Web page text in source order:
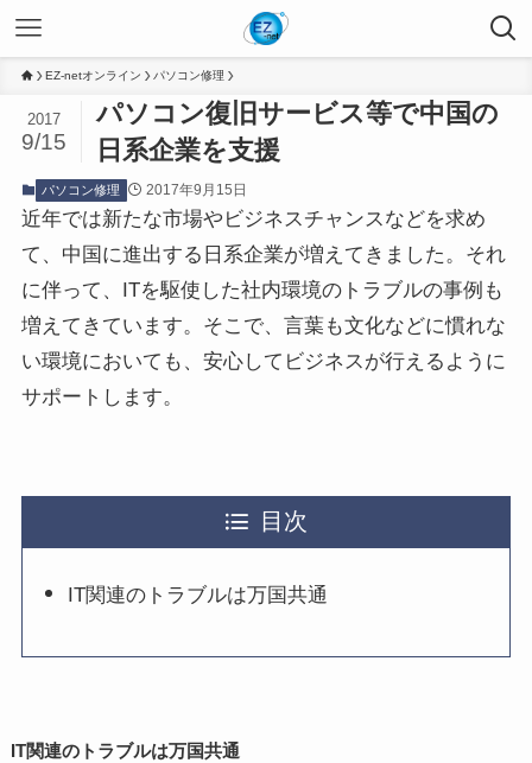
EZ-netオンライン パソコン修理
パソコン復旧サービス等で中国の
日系企業を支援
2017
9/15
パソコン修理 2017年9月15日
近年では新たな市場やビジネスチャンスなどを求め
て、中国に進出する日系企業が増えてきました。それ
に伴って、ITを駆使した社内環境のトラブルの事例も
増えてきています。そこで、言葉も文化などに慣れな
い環境においても、安心してビジネスが行えるように
サポートします。
目次
IT関連のトラブルは万国共通
IT関連のトラブルは万国共通